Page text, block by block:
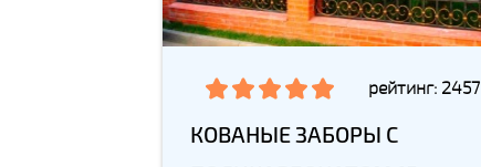
рейтинг: 2457
КОВАНЫЕ ЗАБОРЫ С